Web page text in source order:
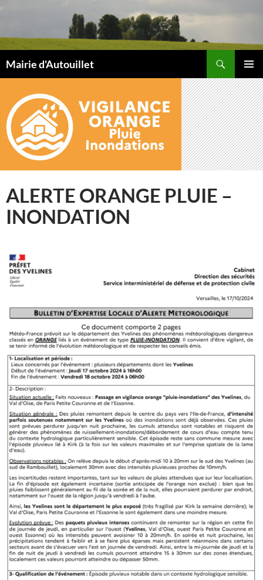
Aller
contenu
Mairie d'Autouillet
MENU
ALERTE ORANGE PLUIE –
INONDATION